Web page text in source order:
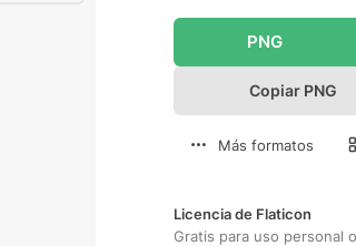
PNG
Copiar PNG
Más formatos
Licencia de Flaticon
Gratis para uso personal